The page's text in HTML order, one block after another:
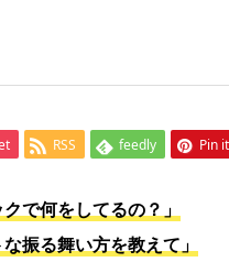
RSS feedly Pin it
で何をしてるの？」
振る舞い方を教えて」